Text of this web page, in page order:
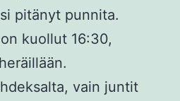
pitänyt punnita.
kuollut 16:30,
vain juntit